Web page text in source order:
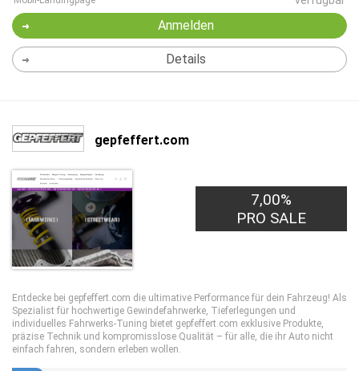
Anmelden
Details
gepfeffert.com
7,00%
PRO SALE
Entdecke bei gepfeffert.com die ultimative Performance für dein Fahrzeug! Als
Spezialist für hochwertige Gewindefahrwerke, Tieferlegungen und
individuelles Fahrwerks-Tuning bietet gepfeffert.com exklusive Produkte,
präzise Technik und kompromisslose Qualität – für alle, die ihr Auto nicht
einfach fahren, sondern erleben wollen.